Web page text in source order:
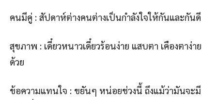
คนมีคู่ : สัปดาห์ต่างคนต่างเป็นกำลังใจให้กันและกันดี
สุขภาพ : เดี๋ยวหนาวเดี๋ยวร้อนง่าย แสบตา เคืองตาง่าย
ด้วย
ข้อความแทนใจ : ขยันๆ หน่อยช่วงนี้ ถึงแม้ว่ามันจะมี